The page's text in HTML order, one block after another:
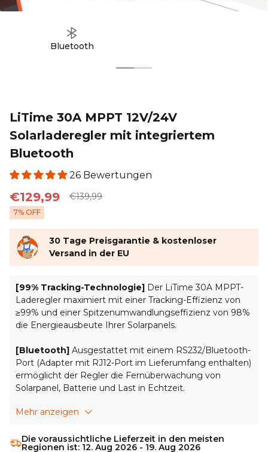
Bluetooth
LiTime 30A MPPT 12V/24V
Solarladeregler mit integriertem
Bluetooth
26 Bewertungen
€129,99 €139,99
7% OFF
30 Tage Preisgarantie & kostenloser
Versand in der EU
[99% Tracking-Technologie] Der LiTime 30A MPPT-
Laderegler maximiert mit einer Tracking-Effizienz von
≥99% und einer Spitzenumwandlungseffizienz von 98%
die Energieausbeute Ihrer Solarpanels.
[Bluetooth] Ausgestattet mit einem RS232/Bluetooth-
Port (Adapter mit RJ12-Port im Lieferumfang enthalten)
ermöglicht der Regler die Fernüberwachung von
Solarpanel, Batterie und Last in Echtzeit.
[Benutzerfreundliches Design]
den Status von Solarpanels, Batterie und Lasten
Mehr anzeigen
Die voraussichtliche Lieferzeit in den meisten
Regionen ist: 12. Aug 2026 - 19. Aug 2026